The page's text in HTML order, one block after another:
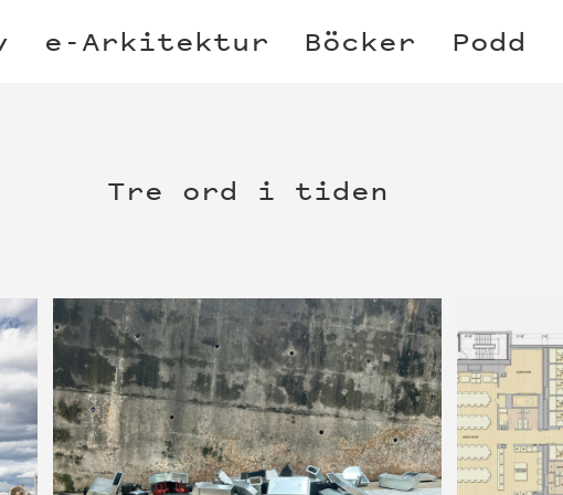
e-Arkitektur Böcker Podd
Tre ord i tiden